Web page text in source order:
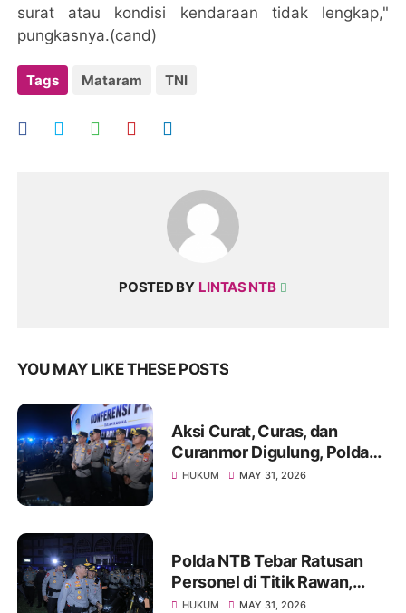
surat atau kondisi kendaraan tidak lengkap,"
pungkasnya.(cand)
Tags Mataram TNI
POSTED BY LINTAS NTB
YOU MAY LIKE THESE POSTS
Aksi Curat, Curas, dan
Curanmor Digulung, Polda
NTB Sita Puluhan Kendaraan
HUKUM MAY 31, 2026
Polda NTB Tebar Ratusan
Personel di Titik Rawan,
Pastikan Masyarakat
HUKUM MAY 31, 2026